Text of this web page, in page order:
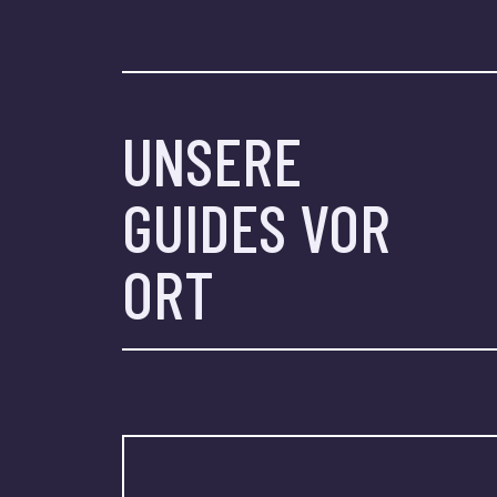
UNSERE
GUIDES VOR
ORT